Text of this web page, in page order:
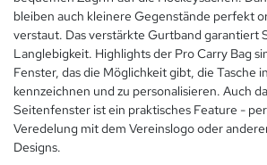
bleiben auch kleinere Gegenstände perfekt
verstaut. Das verstärkte Gurtband garantiert
Langlebigkeit. Highlights der Pro Carry Bag
Fenster, das die Möglichkeit gibt, die Tasche
kennzeichnen und zu personalisieren. Auch
Seitenfenster ist ein praktisches Feature -
Veredelung mit dem Vereinslogo oder
Designs.